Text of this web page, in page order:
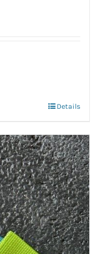
Details